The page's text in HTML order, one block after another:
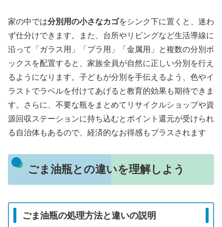
家の中では分別用の小さなカゴをシンク下に置くと、迷わ
ず仕分けできます。また、台所やリビングなど生活導線に
沿って「ガラス用」「プラ用」「金属用」と複数の分別ボ
ックスを配置すると、家族全員が自然に正しい分別を行え
るようになります。子どもが分別を手伝えるよう、色やイ
ラストでラベルを付けてあげると教育的効果も期待できま
す。さらに、不要な瓶をまとめてリサイクルショップや資
源回収ステーションに持ち込むとポイント還元が受けられ
る自治体もあるので、経済的なお得感もプラスされます
ごま油瓶との違いを理解しよう
ごま油瓶の処理方法と違いの説明